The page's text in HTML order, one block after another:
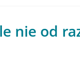
nie od